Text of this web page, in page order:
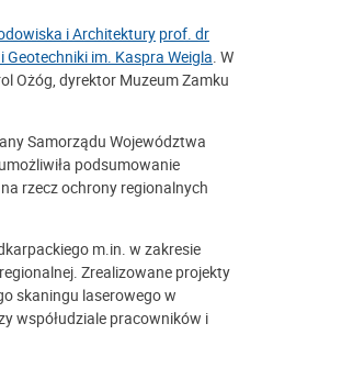
i Architektury prof. dr
Geotechniki im. Kaspra Weigla. W
Ożóg, dyrektor Muzeum Zamku
Samorządu Województwa
podsumowanie
rzecz ochrony regionalnych
m.in. w zakresie
Zrealizowane projekty
skaningu laserowego w
współudziale pracowników i